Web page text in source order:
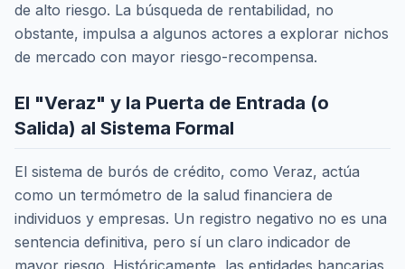
de alto riesgo. La búsqueda de rentabilidad, no
obstante, impulsa a algunos actores a explorar nichos
de mercado con mayor riesgo-recompensa.
El "Veraz" y la Puerta de Entrada (o
Salida) al Sistema Formal
El sistema de burós de crédito, como Veraz, actúa
como un termómetro de la salud financiera de
individuos y empresas. Un registro negativo no es una
sentencia definitiva, pero sí un claro indicador de
mayor riesgo. Históricamente, las entidades bancarias